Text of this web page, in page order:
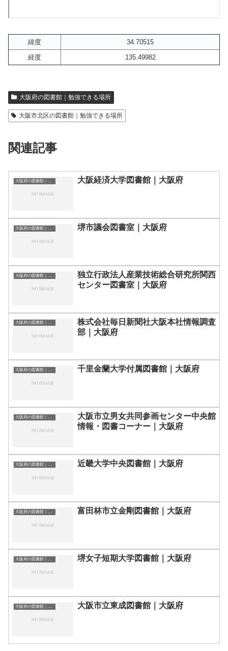
緯度
34.70515
経度
135.49982
大阪府の図書館｜勉強できる場所
大阪市北区の図書館｜勉強できる場所
関連記事
大阪経済大学図書館｜大阪府
堺市議会図書室｜大阪府
独立行政法人産業技術総合研究所関西
センター図書室｜大阪府
大阪府の図書館｜勉強できる場所
株式会社毎日新聞社大阪本社情報調査
部｜大阪府
大阪府の図書館｜勉強できる場所 千里金蘭大学付属図書館｜大阪府
大阪府の図書館｜勉強できる場所
大阪市立男女共同参画センター中央館
情報・図書コーナー｜大阪府
大阪府の図書館｜勉強できる場所 近畿大学中央図書館｜大阪府
大阪府の図書館｜勉強できる場所 富田林市立金剛図書館｜大阪府
大阪府の図書館｜勉強できる場所 堺女子短期大学図書館｜大阪府
大阪市立東成図書館｜大阪府